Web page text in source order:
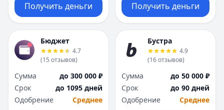
Получить деньги Получить деньги
Бюджет
4.7
(15 отзывов)
Сумма
до 300 000 ₽
Срок
до 1095 дней
Одобрение
Среднее
Бустра
4.9
(16отзывов)
Сумма
до 50 000 ₽
Срок
до 90 дней
Одобрение
Среднее